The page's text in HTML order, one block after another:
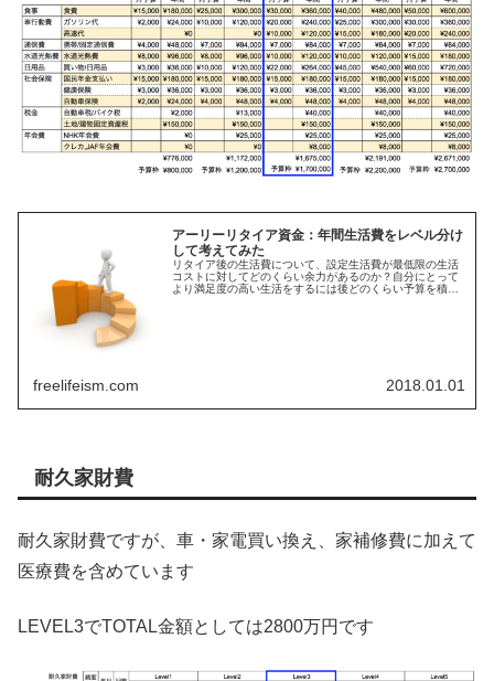
アーリーリタイア資金：年間生活費をレベル分け
して考えてみた
リタイア後の生活費について、設定生活費が最低限の生活
コストに対してどのくらい余力があるのか？自分にとって
より満足度の高い生活をするには後どのくらい予算を積み
freelifeism.com 2018.01.01
耐久家財費
耐久家財費ですが、車・家電買い換え、家補修費に加えて
医療費を含めています
LEVEL3でTOTAL金額としては2800万円です